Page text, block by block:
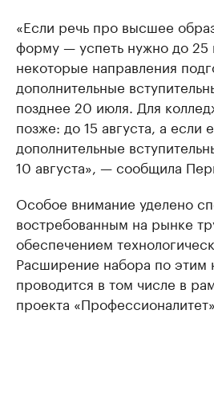
«Если речь про высшее
форму — успеть нужно до 25
некоторые направления
дополнительные
позднее 20 июля. Для
позже: до 15 августа, а если
дополнительные
10 августа», — сообщила
Особое внимание уделено
востребованным на рынке
обеспечением
Расширение набора по этим
проводится в том числе в
проекта «Профессионалитет».